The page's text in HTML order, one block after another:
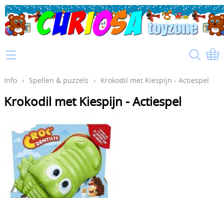
Home
Info
Mijn account
Info › Spellen & puzzels › Krokodil met Kiespijn - Actiespel
Krokodil met Kiespijn - Actiespel